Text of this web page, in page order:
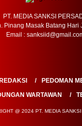
PT. MEDIA SANKSI
Pinang Masak Batang Hari
Email :
PEDOMAN
WARTAWAN
@ 2024 PT. MEDIA